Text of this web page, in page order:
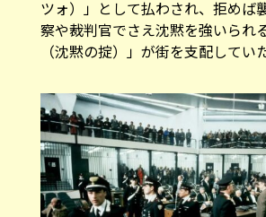
ツォ）」として払わされ、拒めば
察や裁判官でさえ沈黙を強いられ
（沈黙の掟）」が街を支配してい